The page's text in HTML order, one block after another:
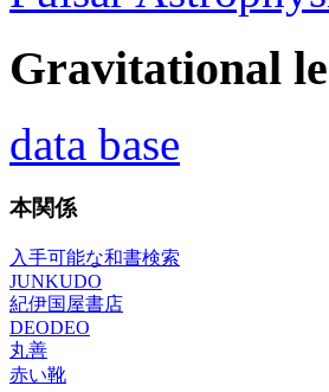
Gravitational
data base
本関係
入手可能な和書検索
JUNKUDO
紀伊国屋書店
DEODEO
丸善
赤い靴